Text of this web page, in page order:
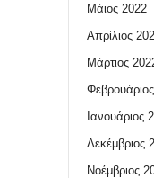
Μάιος 2022
Απρίλιος
Μάρτιος
Ιανουάριος
Δεκέμβριος
Νοέμβριος